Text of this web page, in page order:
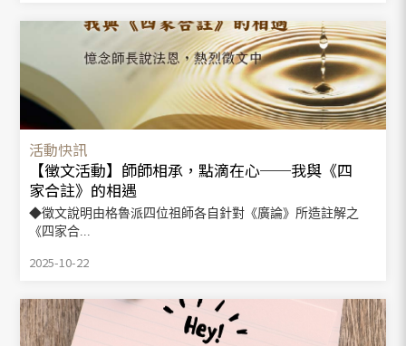
活動快訊
【徵文活動】師師相承，點滴在心──我與《四
家合註》的相遇
◆徵文說明由格魯派四位祖師各自針對《廣論》所造註解之
《四家合...
2025-10-22